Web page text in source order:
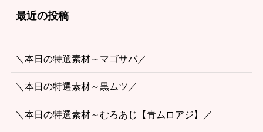
最近の投稿
＼本日の特選素材～マゴサバ／
＼本日の特選素材～黒ムツ／
＼本日の特選素材～むろあじ【青ムロアジ】／